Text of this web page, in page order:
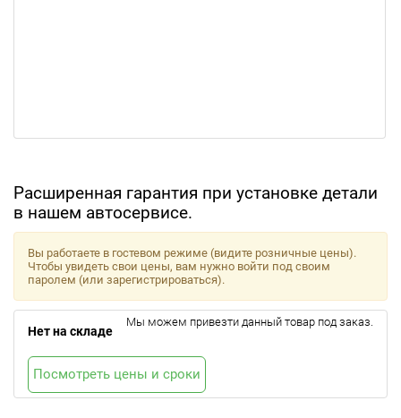
Расширенная гарантия при установке детали
в нашем автосервисе.
Вы работаете в гостевом режиме (видите розничные цены).
Чтобы увидеть свои цены, вам нужно войти под своим
паролем (или зарегистрироваться).
Нет на складе
Мы можем привезти данный товар под заказ.
Посмотреть цены и сроки